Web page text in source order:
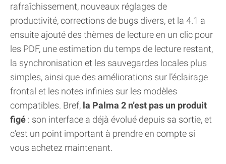
rafraîchissement, nouveaux réglages de
productivité, corrections de bugs divers, et la 4.1 a
ensuite ajouté des thèmes de lecture en un clic pour
les PDF, une estimation du temps de lecture restant,
la synchronisation et les sauvegardes locales plus
simples, ainsi que des améliorations sur l’éclairage
frontal et les notes infinies sur les modèles
compatibles. Bref, la Palma 2 n’est pas un produit
figé : son interface a déjà évolué depuis sa sortie, et
c’est un point important à prendre en compte si
vous achetez maintenant.